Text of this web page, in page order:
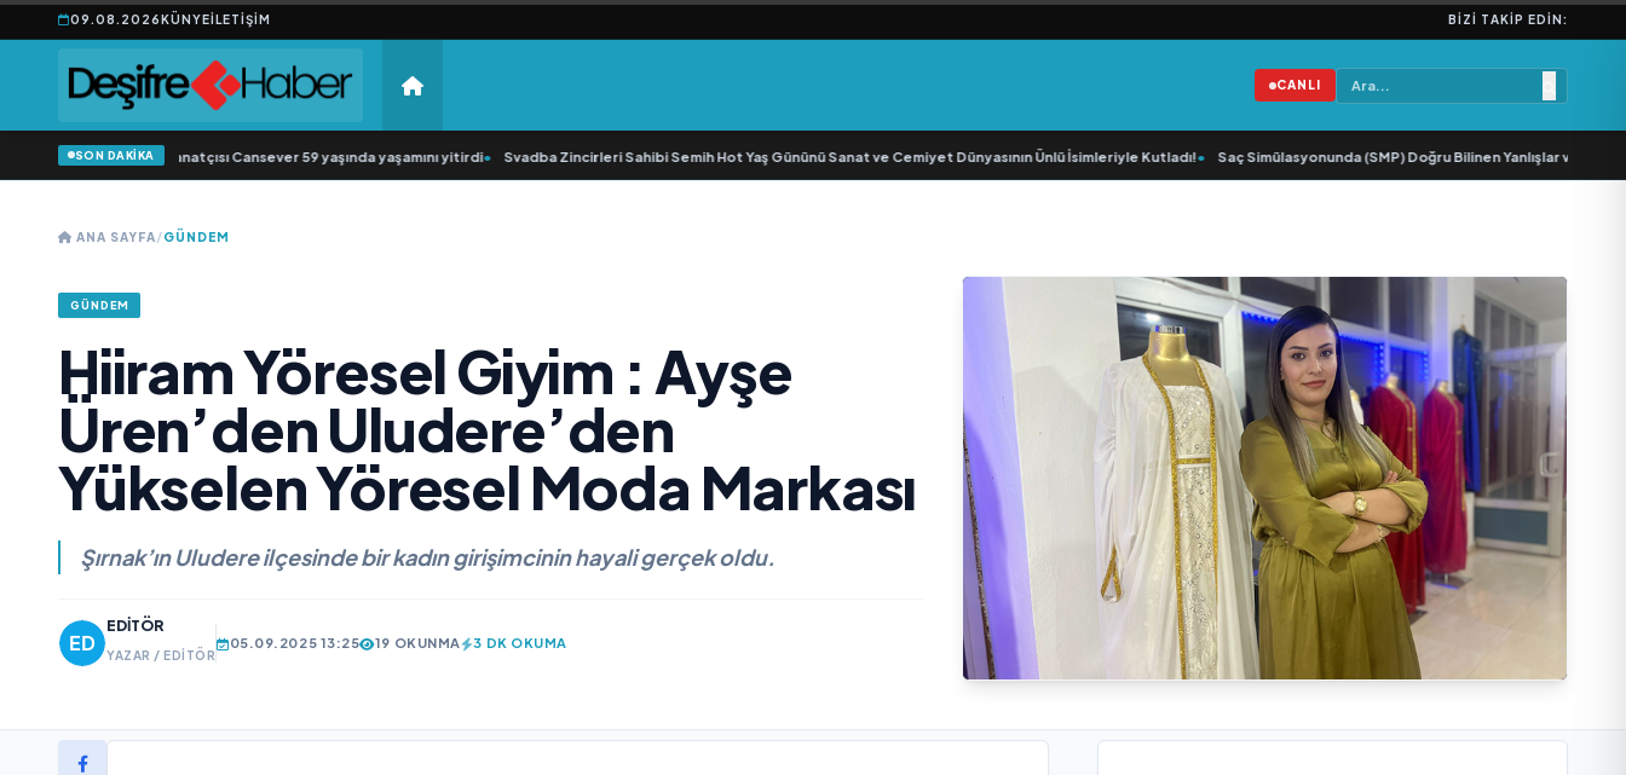
09.08.2026KÜNYEİLETIŞIM BIZI TAKIP EDIN:
CANLI
SON DAKİKA
sevilen sanatçısı Cansever 59 yaşında yaşamını yitirdi• Svadba Zincirleri Sahibi Semih Hot Yaş Gününü Sanat ve Cemiyet Dünyasının Ünlü İsimleriyle Kutladı!• Saç Simülasyonunda (SMP) Doğru Bilinen Yanlışlar ve Sektörün
ANA SAYFA/GÜNDEM
GÜNDEM
Hiiram Yöresel Giyim : Ayşe
Üren’den Uludere’den
Yükselen Yöresel Moda Markası
Şırnak’ın Uludere ilçesinde bir kadın girişimcinin hayali gerçek oldu.
EDITÖR
YAZAR / EDITÖR
05.09.2025 13:25 19 OKUNMA 3 DK OKUMA